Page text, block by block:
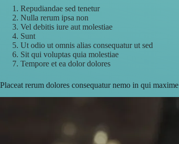
Repudiandae sed tenetur
Nulla rerum ipsa non
Vel debitis iure aut molestiae
Sunt
Ut odio ut omnis alias consequatur ut sed
Sit qui voluptas quia molestiae
Tempore et ea dolor dolores
Placeat rerum dolores consequatur nemo in qui maxime